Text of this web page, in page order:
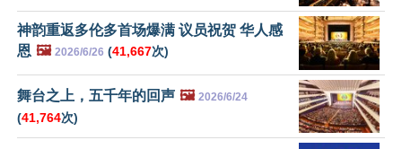
神韵重返多伦多首场爆满 议员祝贺 华人感
恩 🖼️ 2026/6/26 (41,667次)
舞台之上，五千年的回声 🖼️ 2026/6/24
(41,764次)